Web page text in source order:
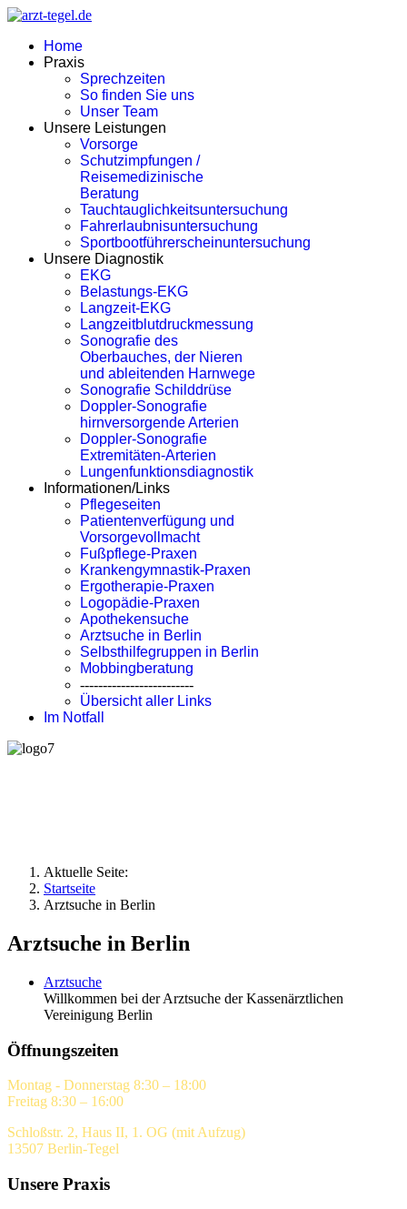
Home
Praxis
Sprechzeiten
So finden Sie uns
Unser Team
Unsere Leistungen
Vorsorge
Schutzimpfungen /
Reisemedizinische
Beratung
Tauchtauglichkeitsuntersuchung
Fahrerlaubnisuntersuchung
Sportbootführerscheinuntersuchung
Unsere Diagnostik
EKG
Belastungs-EKG
Langzeit-EKG
Langzeitblutdruckmessung
Sonografie des
Oberbauches, der Nieren
und ableitenden Harnwege
Sonografie Schilddrüse
Doppler-Sonografie
hirnversorgende Arterien
Doppler-Sonografie
Extremitäten-Arterien
Lungenfunktionsdiagnostik
Informationen/Links
Pflegeseiten
Patientenverfügung und
Vorsorgevollmacht
Fußpflege-Praxen
Krankengymnastik-Praxen
Ergotherapie-Praxen
Logopädie-Praxen
Apothekensuche
Arztsuche in Berlin
Selbsthilfegruppen in Berlin
Mobbingberatung
-------------------------
Übersicht aller Links
Im Notfall
Aktuelle Seite:
Startseite
Arztsuche in Berlin
Arztsuche in Berlin
Arztsuche
Willkommen bei der Arztsuche der Kassenärztlichen
Vereinigung Berlin
Öffnungszeiten
Montag - Donnerstag 8:30 – 18:00
Freitag 8:30 – 16:00
Schloßstr. 2, Haus II, 1. OG (mit Aufzug)
13507 Berlin-Tegel
Unsere Praxis